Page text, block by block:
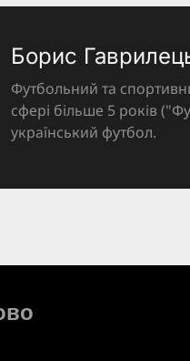
Борис
Футбольний та
сфері більше 5 років
український футбол.